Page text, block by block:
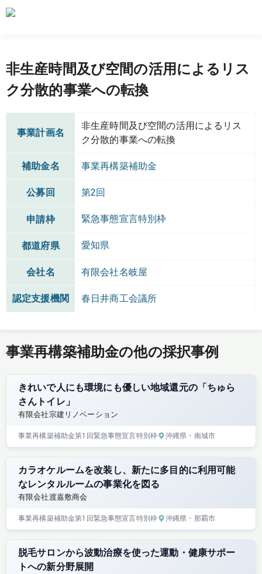
非生産時間及び空間の活用によるリス
ク分散的事業への転換
事業計画名
非生産時間及び空間の活用によるリス
ク分散的事業への転換
補助金名 事業再構築補助金
公募回 第2回
申請枠 緊急事態宣言特別枠
都道府県 愛知県
会社名 有限会社名岐屋
認定支援機関 春日井商工会議所
事業再構築補助金の他の採択事例
きれいで人にも環境にも優しい地域還元の「ちゅら
さんトイレ」
有限会社宗建リノベーション
事業再構築補助金第1回緊急事態宣言特別枠 沖縄県 ・南城市
カラオケルームを改装し、新たに多目的に利用可能
なレンタルルームの事業化を図る
有限会社渡嘉敷商会
事業再構築補助金第1回緊急事態宣言特別枠 沖縄県 ・那覇市
脱毛サロンから波動治療を使った運動・健康サポー
トへの新分野展開